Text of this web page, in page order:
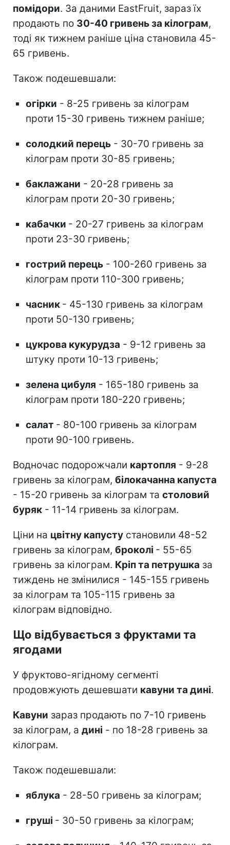
помідори. За даними EastFruit, зараз їх
продають по 30-40 гривень за кілограм,
тоді як тижнем раніше ціна становила 45-
65 гривень.
Також подешевшали:
огірки - 8-25 гривень за кілограм
проти 15-30 гривень тижнем раніше;
солодкий перець - 30-70 гривень за
кілограм проти 30-85 гривень;
баклажани - 20-28 гривень за
кілограм проти 20-30 гривень;
кабачки - 20-27 гривень за кілограм
проти 23-30 гривень;
гострий перець - 100-260 гривень за
кілограм проти 110-300 гривень;
часник - 45-130 гривень за кілограм
проти 50-130 гривень;
цукрова кукурудза - 9-12 гривень за
штуку проти 10-13 гривень;
зелена цибуля - 165-180 гривень за
кілограм проти 180-220 гривень;
салат - 80-100 гривень за кілограм
проти 90-100 гривень.
Водночас подорожчали картопля - 9-28
гривень за кілограм, білокачанна капуста
- 15-20 гривень за кілограм та столовий
буряк - 11-14 гривень за кілограм.
Ціни на цвітну капусту становили 48-52
гривень за кілограм, броколі - 55-65
гривень за кілограм. Кріп та петрушка за
тиждень не змінилися - 145-155 гривень
за кілограм та 105-115 гривень за
кілограм відповідно.
Що відбувається з фруктами та
ягодами
У фруктово-ягідному сегменті
продовжують дешевшати кавуни та дині.
Кавуни зараз продають по 7-10 гривень
за кілограм, а дині - по 18-28 гривень за
кілограм.
Також подешевшали:
яблука - 28-50 гривень за кілограм;
груші - 30-50 гривень за кілограм;